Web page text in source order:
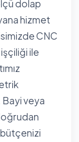
dolap
hizmet
CNC
ile
veya